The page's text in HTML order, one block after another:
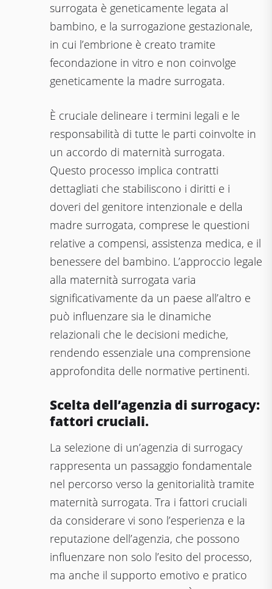
surrogata è geneticamente legata al
bambino, e la surrogazione gestazionale,
in cui l’embrione è creato tramite
fecondazione in vitro e non coinvolge
geneticamente la madre surrogata.
È cruciale delineare i termini legali e le
responsabilità di tutte le parti coinvolte in
un accordo di maternità surrogata.
Questo processo implica contratti
dettagliati che stabiliscono i diritti e i
doveri del genitore intenzionale e della
madre surrogata, comprese le questioni
relative a compensi, assistenza medica, e il
benessere del bambino. L’approccio legale
alla maternità surrogata varia
significativamente da un paese all’altro e
può influenzare sia le dinamiche
relazionali che le decisioni mediche,
rendendo essenziale una comprensione
approfondita delle normative pertinenti.
Scelta dell’agenzia di surrogacy:
fattori cruciali.
La selezione di un’agenzia di surrogacy
rappresenta un passaggio fondamentale
nel percorso verso la genitorialità tramite
maternità surrogata. Tra i fattori cruciali
da considerare vi sono l’esperienza e la
reputazione dell’agenzia, che possono
influenzare non solo l’esito del processo,
ma anche il supporto emotivo e pratico